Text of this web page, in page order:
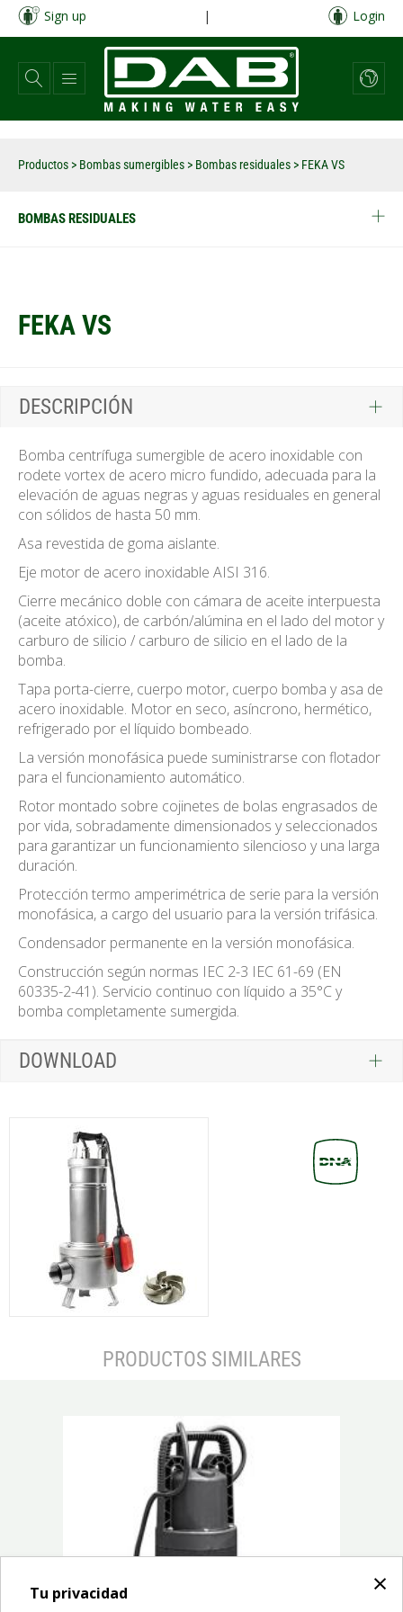
×
Tu privacidad
Pasar
contenido
principal
Sign up | Login
Productos > Bombas sumergibles > Bombas residuales > FEKA VS
BOMBAS RESIDUALES
FEKA VS
DESCRIPCIÓN
Bomba centrífuga sumergible de acero inoxidable con
rodete vortex de acero micro fundido, adecuada para la
elevación de aguas negras y aguas residuales en general
con sólidos de hasta 50 mm.
Asa revestida de goma aislante.
Eje motor de acero inoxidable AISI 316.
Cierre mecánico doble con cámara de aceite interpuesta
(aceite atóxico), de carbón/alúmina en el lado del motor y
carburo de silicio / carburo de silicio en el lado de la
bomba.
Tapa porta-cierre, cuerpo motor, cuerpo bomba y asa de
acero inoxidable. Motor en seco, asíncrono, hermético,
refrigerado por el líquido bombeado.
La versión monofásica puede suministrarse con flotador
para el funcionamiento automático.
Rotor montado sobre cojinetes de bolas engrasados de
por vida, sobradamente dimensionados y seleccionados
para garantizar un funcionamiento silencioso y una larga
duración.
Protección termo amperimétrica de serie para la versión
monofásica, a cargo del usuario para la versión trifásica.
Condensador permanente en la versión monofásica.
Construcción según normas IEC 2-3 IEC 61-69 (EN
60335-2-41). Servicio continuo con líquido a 35°C y
bomba completamente sumergida.
DOWNLOAD
PRODUCTOS SIMILARES